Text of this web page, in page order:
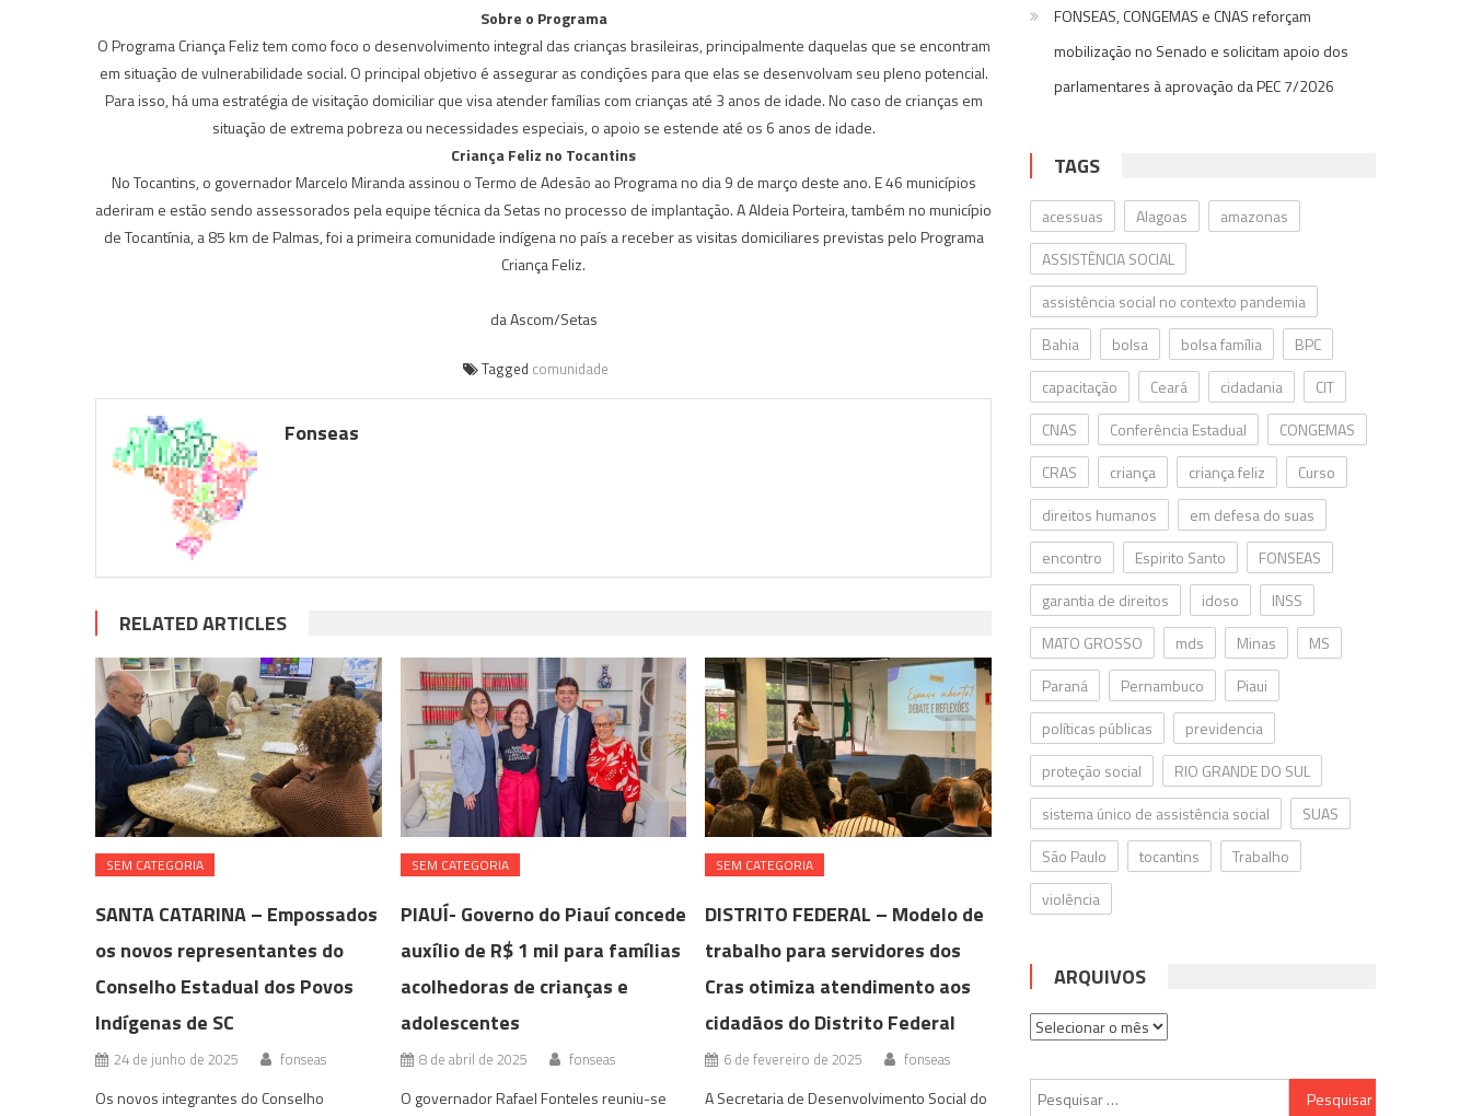
Sobre o Programa
O Programa Criança Feliz tem como foco o desenvolvimento integral das crianças brasileiras, principalmente daquelas que se encontram
em situação de vulnerabilidade social. O principal objetivo é assegurar as condições para que elas se desenvolvam seu pleno potencial.
Para isso, há uma estratégia de visitação domiciliar que visa atender famílias com crianças até 3 anos de idade. No caso de crianças em
situação de extrema pobreza ou necessidades especiais, o apoio se estende até os 6 anos de idade.
Criança Feliz no Tocantins
No Tocantins, o governador Marcelo Miranda assinou o Termo de Adesão ao Programa no dia 9 de março deste ano. E 46 municípios
aderiram e estão sendo assessorados pela equipe técnica da Setas no processo de implantação. A Aldeia Porteira, também no município
de Tocantínia, a 85 km de Palmas, foi a primeira comunidade indígena no país a receber as visitas domiciliares previstas pelo Programa
Criança Feliz.
da Ascom/Setas
Tagged comunidade
Fonseas
RELATED ARTICLES
SEM CATEGORIA
SANTA CATARINA – Empossados
os novos representantes do
Conselho Estadual dos Povos
Indígenas de SC
24 de junho de 2025 fonseas
Os novos integrantes do Conselho
SEM CATEGORIA
PIAUÍ- Governo do Piauí concede
auxílio de R$ 1 mil para famílias
acolhedoras de crianças e
adolescentes
8 de abril de 2025 fonseas
O governador Rafael Fonteles reuniu-se
SEM CATEGORIA
DISTRITO FEDERAL – Modelo de
trabalho para servidores dos
Cras otimiza atendimento aos
cidadãos do Distrito Federal
6 de fevereiro de 2025 fonseas
A Secretaria de Desenvolvimento Social do
FONSEAS, CONGEMAS e CNAS reforçam
mobilização no Senado e solicitam apoio dos
parlamentares à aprovação da PEC 7/2026
TAGS
acessuas Alagoas
amazonas
ASSISTÊNCIA SOCIAL
assistência social no contexto pandemia
Bahia
bolsa bolsa família
BPC
capacitação
Ceará cidadania
CIT
CNAS
Conferência Estadual
CONGEMAS
CRAS
criança criança feliz
Curso
direitos humanos
em defesa do suas
encontro
Espirito Santo
FONSEAS
garantia de direitos
idoso
INSS
MATO GROSSO
mds Minas
MS
Paraná
Pernambuco
Piaui
políticas públicas
previdencia
proteção social
RIO GRANDE DO SUL
sistema único de assistência social
SUAS
São Paulo
tocantins
Trabalho
violência
ARQUIVOS
Arquivos
Pesquisar